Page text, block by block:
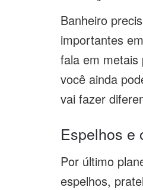
Banheiro
importantes
fala em
você ainda
vai fazer
Espelhos e
Por último
espelhos,